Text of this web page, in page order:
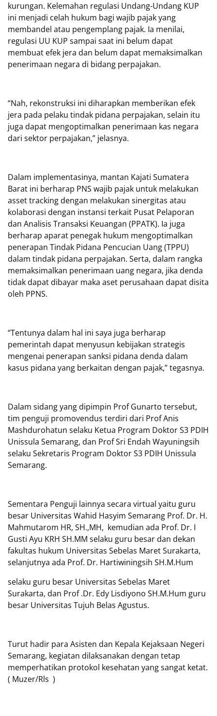
kurungan. Kelemahan regulasi Undang-Undang KUP
ini menjadi celah hukum bagi wajib pajak yang
membandel atau pengemplang pajak. Ia menilai,
regulasi UU KUP sampai saat ini belum dapat
membuat efek jera dan belum dapat memaksimalkan
penerimaan negara di bidang perpajakan.
“Nah, rekonstruksi ini diharapkan memberikan efek
jera pada pelaku tindak pidana perpajakan, selain itu
juga dapat mengoptimalkan penerimaan kas negara
dari sektor perpajakan,” jelasnya.
Dalam implementasinya, mantan Kajati Sumatera
Barat ini berharap PNS wajib pajak untuk melakukan
asset tracking dengan melakukan sinergitas atau
kolaborasi dengan instansi terkait Pusat Pelaporan
dan Analisis Transaksi Keuangan (PPATK). Ia juga
berharap aparat penegak hukum mengoptimalkan
penerapan Tindak Pidana Pencucian Uang (TPPU)
dalam tindak pidana perpajakan. Serta, dalam rangka
memaksimalkan penerimaan uang negara, jika denda
tidak dapat dibayar maka aset perusahaan dapat disita
oleh PPNS.
“Tentunya dalam hal ini saya juga berharap
pemerintah dapat menyusun kebijakan strategis
mengenai penerapan sanksi pidana denda dalam
kasus pidana yang berkaitan dengan pajak,” tegasnya.
Dalam sidang yang dipimpin Prof Gunarto tersebut,
tim penguji promovendus terdiri dari Prof Anis
Mashdurohatun selaku Ketua Program Doktor S3 PDIH
Unissula Semarang, dan Prof Sri Endah Wayuningsih
selaku Sekretaris Program Doktor S3 PDIH Unissula
Semarang.
Sementara Penguji lainnya secara virtual yaitu guru
besar Universitas Wahid Hasyim Semarang Prof. Dr. H.
Mahmutarom HR, SH.,MH, kemudian ada Prof. Dr. I
Gusti Ayu KRH SH.MM selaku guru besar dan dekan
fakultas hukum Universitas Sebelas Maret Surakarta,
selanjutnya ada Prof. Dr. Hartiwiningsih SH.M.Hum
selaku guru besar Universitas Sebelas Maret
Surakarta, dan Prof .Dr. Edy Lisdiyono SH.M.Hum guru
besar Universitas Tujuh Belas Agustus.
Turut hadir para Asisten dan Kepala Kejaksaan Negeri
Semarang, kegiatan dilaksanakan dengan tetap
memperhatikan protokol kesehatan yang sangat ketat.
( Muzer/Rls )